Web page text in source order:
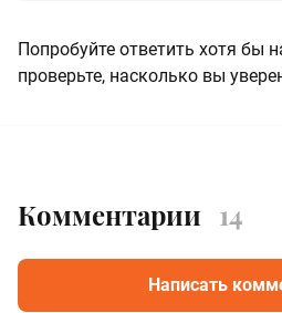
Попробуйте ответить хотя бы
проверьте, насколько вы
Комментарии 14
Написать